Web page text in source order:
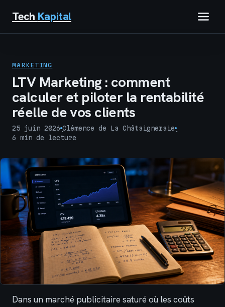
Tech Kapital
BUSINESS
MARKETING
MARKETING
LTV Marketing : comment
calculer et piloter la rentabilité
réelle de vos clients
25 juin 2026
·
Clémence de La Châtaigneraie
·
6 min de lecture
Dans un marché publicitaire saturé où les coûts